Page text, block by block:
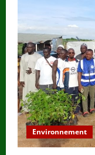
Environnement